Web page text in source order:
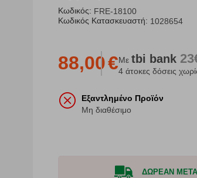
Κωδικός: FRE-18100
Κωδικός Κατασκευαστή: 1028654
88,00€Μεtbi bank
4 άτοκες δόσεις
Εξαντλημένο Προϊόν
Μη διαθέσιμο
ΔΩΡΕΑΝ